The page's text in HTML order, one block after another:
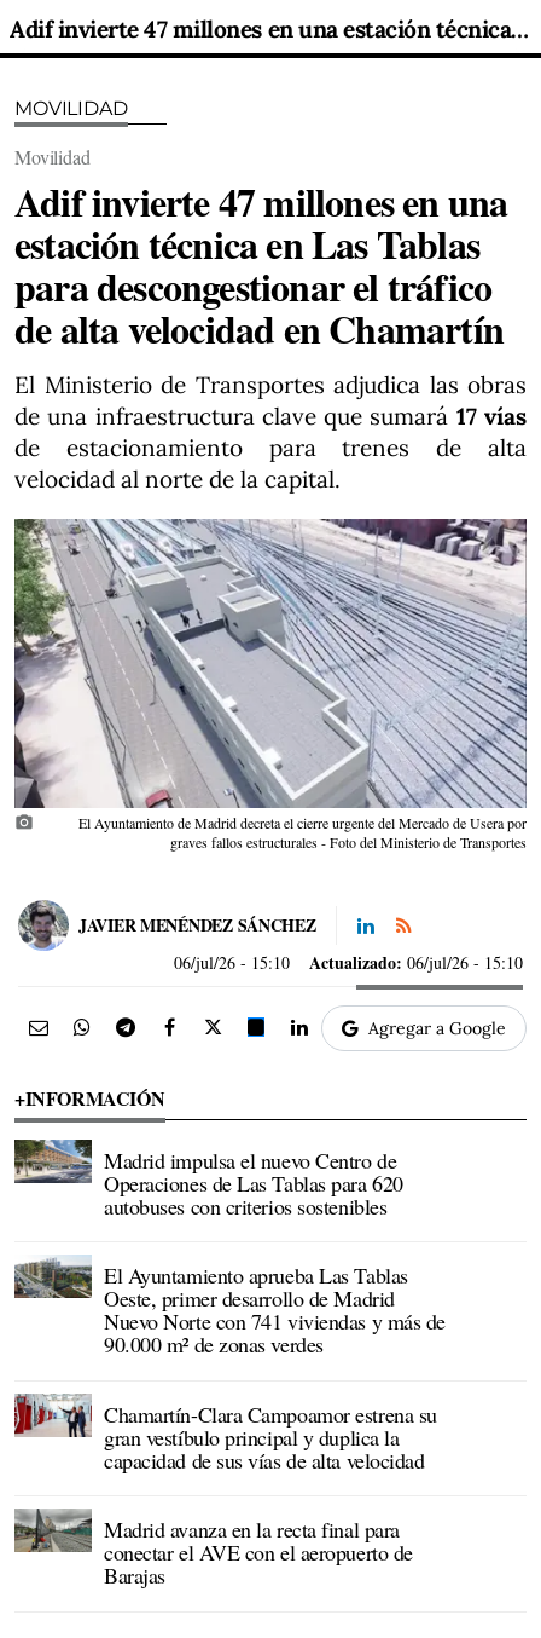
Adif invierte 47 millones en una estación técnica en Las Tablas para descongestionar el tráfico de alta velocidad en Chamartín
MOVILIDAD
Movilidad
Adif invierte 47 millones en una
estación técnica en Las Tablas
para descongestionar el tráfico
de alta velocidad en Chamartín
El Ministerio de Transportes adjudica las obras
de una infraestructura clave que sumará 17 vías
de estacionamiento para trenes de alta
velocidad al norte de la capital.
photo_camera
El Ayuntamiento de Madrid decreta el cierre urgente del Mercado de Usera por
graves fallos estructurales - Foto del Ministerio de Transportes
JAVIER MENÉNDEZ SÁNCHEZ
06/jul/26 - 15:10 Actualizado: 06/jul/26 - 15:10
Agregar a Google
+INFORMACIÓN
Madrid impulsa el nuevo Centro de
Operaciones de Las Tablas para 620
autobuses con criterios sostenibles
El Ayuntamiento aprueba Las Tablas
Oeste, primer desarrollo de Madrid
Nuevo Norte con 741 viviendas y más de
90.000 m² de zonas verdes
Chamartín-Clara Campoamor estrena su
gran vestíbulo principal y duplica la
capacidad de sus vías de alta velocidad
Madrid avanza en la recta final para
conectar el AVE con el aeropuerto de
Barajas